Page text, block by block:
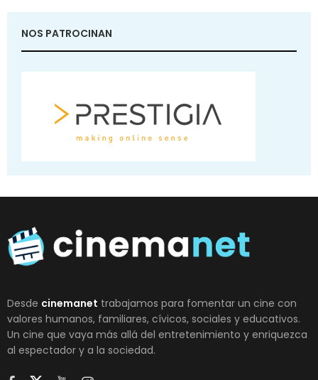
NOS PATROCINAN
Desde cinemanet trabajamos para fomentar un cine con
valores humanos, familiares, cívicos, sociales y educativos.
Un cine que vaya más allá del entretenimiento y enriquezca
al espectador y a la sociedad.